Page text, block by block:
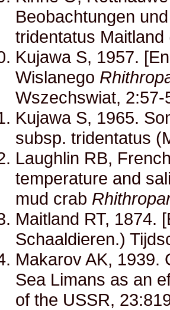
Beobachtungen
tridentatus
Kujawa S, 1957.
Wislanego
Wszechswiat, 2:57-
Kujawa S, 1965.
subsp. tridentatus
Laughlin RB,
temperature and
mud crab
Maitland RT, 1874.
Schaaldieren.)
Makarov AK, 1939.
Sea Limans as an
of the USSR,